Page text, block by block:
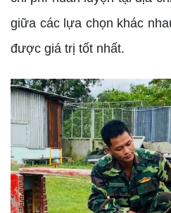
giữa các lựa chọn khác
được giá trị tốt nhất.